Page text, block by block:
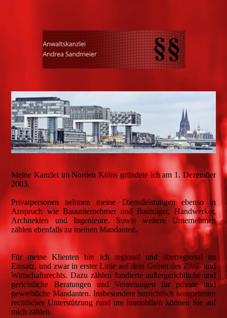
Meine Kanzlei im Norden Kölns gründete ich am 1. Dezember
2003.
Privatpersonen nehmen meine Dienstleistungen ebenso in
Anspruch wie Bauunternehmer und Bauträger, Handwerker,
Architekten und Ingenieure. Sowie weitere Unternehmen
zählen ebenfalls zu meinen Mandanten.
Für meine Klienten bin ich regional und überregional im
Einsatz, und zwar in erster Linie auf dem Gebiet des Zivil- und
Wirtschaftsrechts. Dazu zählen fundierte außergerichtliche und
gerichtliche Beratungen und Vertretungen für private und
gewerbliche Mandanten. Insbesondere hinsichtlich kompetenter
rechtlicher Unterstützung rund um Immobilien können Sie auf
mich zählen.